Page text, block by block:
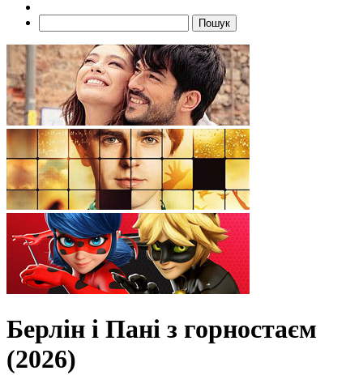
Пошук
Берлін і Пані з горностаєм
(2026)